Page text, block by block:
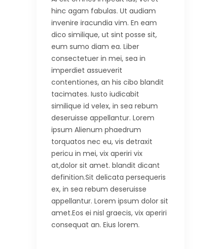
hinc agam fabulas. Ut audiam
invenire iracundia vim. En eam
dico similique, ut sint posse sit,
eum sumo diam ea. Liber
consectetuer in mei, sea in
imperdiet assueverit
contentiones, an his cibo blandit
tacimates. Iusto iudicabit
similique id velex, in sea rebum
deseruisse appellantur. Lorem
ipsum Alienum phaedrum
torquatos nec eu, vis detraxit
pericu in mei, vix aperiri vix
at,dolor sit amet. blandit dicant
definition.Sit delicata persequeris
ex, in sea rebum deseruisse
appellantur. Lorem ipsum dolor sit
amet.Eos ei nisl graecis, vix aperiri
consequat an. Eius lorem.